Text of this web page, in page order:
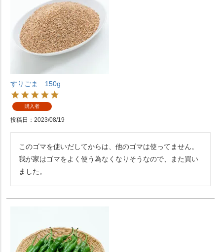
すりごま 150g
購入者
投稿日 2023/08/19
このゴマを使いだしてからは、他のゴマは使ってません。
我が家はゴマをよく使う為なくなりそうなので、また買い
ました。